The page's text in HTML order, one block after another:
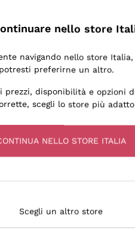
con un ampio range di
ben confezionati e
nello store
navigando nello store Italia,
preferirne un altro.
prezzi, disponibilità e opzioni
scegli lo store più
NELLO STORE ITALIA
Scegli un altro store